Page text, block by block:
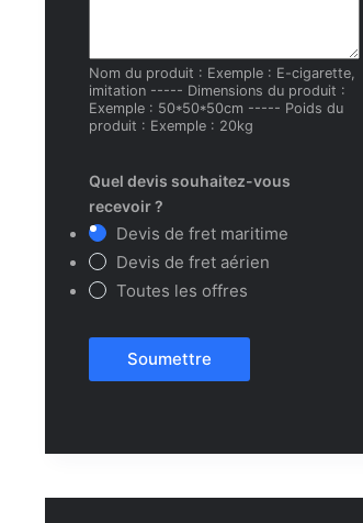
Nom du produit : Exemple : E-cigarette,
imitation ----- Dimensions du produit :
Exemple : 50*50*50cm ----- Poids du
produit : Exemple : 20kg
Quel devis souhaitez-vous
recevoir ?
Devis de fret maritime
Devis de fret aérien
Toutes les offres
Soumettre